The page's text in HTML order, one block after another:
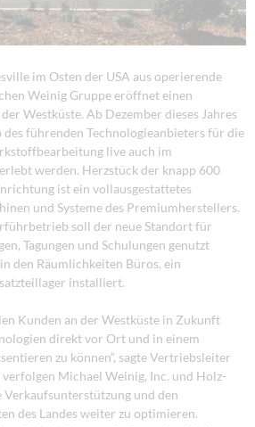
im Osten der USA aus operierende
Weinig Gruppe eröffnet einen
Westküste. Ab Dezember dieses Jahres
führenden Technologieanbieters für die
live auch im
werden. Herzstück der knapp 600
ist ein vollausgestattetes
und Systeme des Premiumherstellers.
soll der neue Standort für
Tagungen und Schulungen genutzt
den Räumlichkeiten Büros, ein
installiert.
Kunden an der Westküste in Zukunft
direkt vor Ort und in einem
zu können“, sagte Vertriebsleiter
Michael Weinig, Inc. und Holz-
Verkaufsunterstützung und den
des Landes weiter zu optimieren.